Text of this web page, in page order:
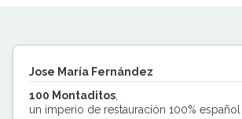
Jose María Fernández
100 Montaditos
un imperio de restauración 100% español